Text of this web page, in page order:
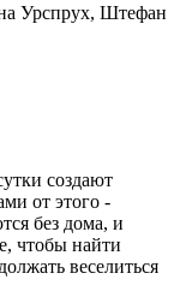
Урспрух, Штефан
создают
от этого -
без дома, и
чтобы найти
веселиться